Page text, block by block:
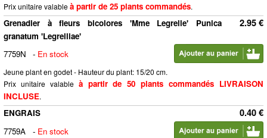
Prix unitaire valableà partir de 25 plants commandés.
2.95 €
Grenadier à fleurs bicolores 'Mme Legrelle' Punica
granatum 'Legrelliae'
7759N
- En stock
Jeune plant en godet - Hauteur du plant: 15/20 cm.
Prix unitaire valable à partir de 50 plants commandés LIVRAISON
INCLUSE.
0.40 €
ENGRAIS
7759A
- En stock